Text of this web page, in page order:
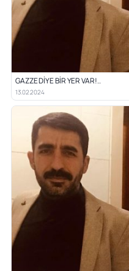
GAZZE DİYE BİR YER VAR!..
13.02.2024